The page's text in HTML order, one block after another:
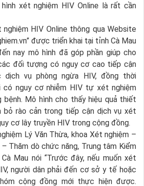
xét nghiệm HIV Online là rất cần
HIV Online thông qua Website
được triển khai tại tỉnh Cà Mau
nay mô hình đã góp phần giúp cho
đối tượng có nguy cơ cao tiếp cận
dịch vụ phòng ngừa HIV, đồng thời
có nguy cơ nhiễm HIV tự xét nghiệm
bệnh. Mô hình cho thấy hiệu quả thiết
bỏ rào cản trong tiếp cận dịch vụ xét
cơ lây truyền HIV trong cộng đồng.
Lý Văn Thừa, khoa Xét nghiệm –
– Thăm dò chức năng, Trung tâm Kiểm
Mau nói “Trước đây, nếu muốn xét
người dân phải đến cơ sở y tế hoặc
cộng đồng mới thực hiện được.